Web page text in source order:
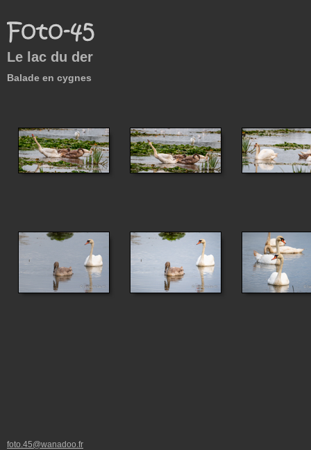
Le lac du der
Balade en cygnes
foto.45@wanadoo.fr